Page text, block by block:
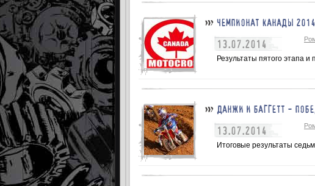
ЧЕМПИОНАТ КАНАДЫ
13.07.2014
Результаты пятого этапа
ДАНЖИ И БАГГЕТТ -
13.07.2014
Итоговые результаты